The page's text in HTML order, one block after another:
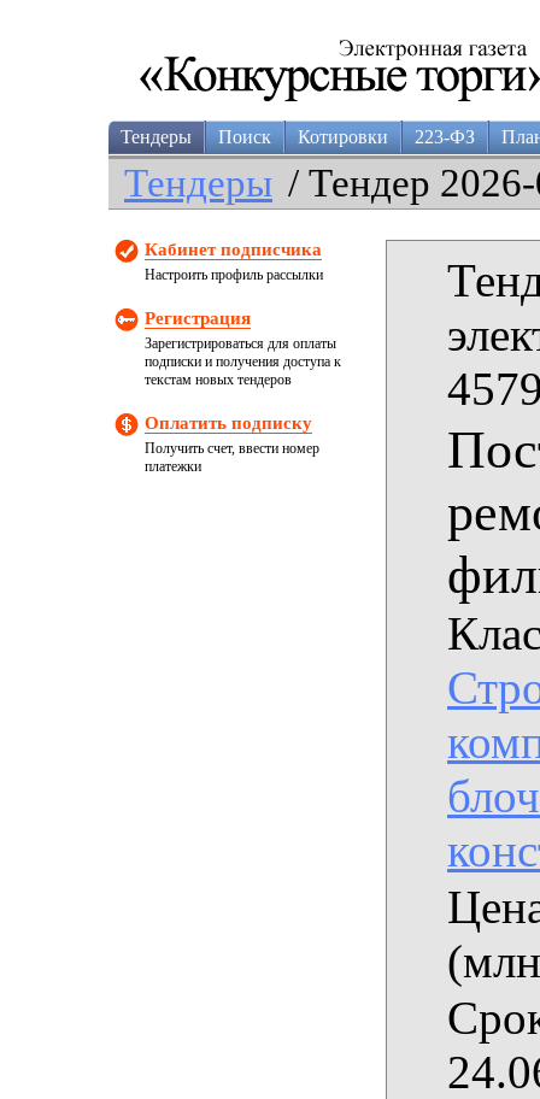
Тендеры Поиск Котировки 223-ФЗ
Тендеры / Тендер
Кабинет подписчика
Настроить профиль рассылки
Регистрация
Зарегистрироваться для оплаты
подписки и получения доступа к
текстам новых тендеров
Оплатить подписку
Получить счет, ввести номер
платежки